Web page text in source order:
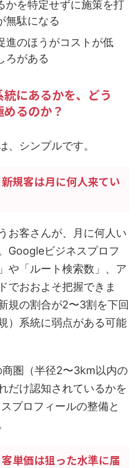
かを特定せずに施策を打
無駄になる
進のほうがコストが低
ろがある
にあるかを、どう
るのか？
、シンプルです。
規客は月に何人来てい
お客さんが、月に何人い
Googleビジネスプロフ
や「ルート検索数」、ア
でおおよそ把握できま
規の割合が2〜3割を下回
）系統に弱点がある可能
圏（半径2〜3km以内の
だけ認知されているかを
プロフィールの整備と
単価は狙った水準に届